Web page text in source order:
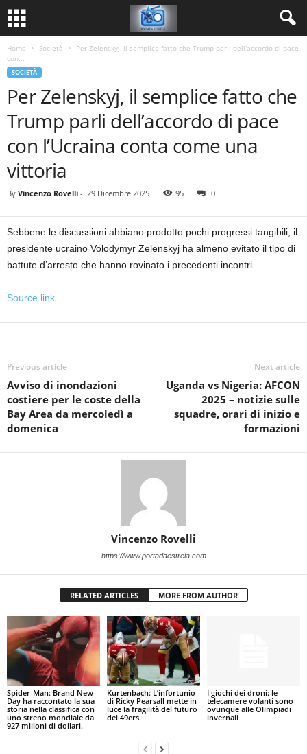
Home Società
Per Zelenskyj, il semplice fatto che Trump parli dell’accordo di pace
con...
SOCIETÀ
Per Zelenskyj, il semplice fatto che
Trump parli dell’accordo di pace
con l’Ucraina conta come una
vittoria
By Vincenzo Rovelli - 29 Dicembre 2025 95 0
Sebbene le discussioni abbiano prodotto pochi progressi tangibili, il
presidente ucraino Volodymyr Zelenskyj ha almeno evitato il tipo di
battute d’arresto che hanno rovinato i precedenti incontri.
Source link
Previous article
Avviso di inondazioni
costiere per le coste della
Bay Area da mercoledì a
domenica
Next article
Uganda vs Nigeria: AFCON
2025 – notizie sulle
squadre, orari di inizio e
formazioni
Vincenzo Rovelli
https://www.portadaestrela.com
RELATED ARTICLES MORE FROM AUTHOR
Spider-Man: Brand New
Day ha raccontato la sua
storia nella classifica con
uno streno mondiale da
927 milioni di dollari.
Kurtenbach: L’infortunio
di Ricky Pearsall mette in
luce la fragilità del futuro
dei 49ers.
I giochi dei droni: le
telecamere volanti sono
ovunque alle Olimpiadi
invernali